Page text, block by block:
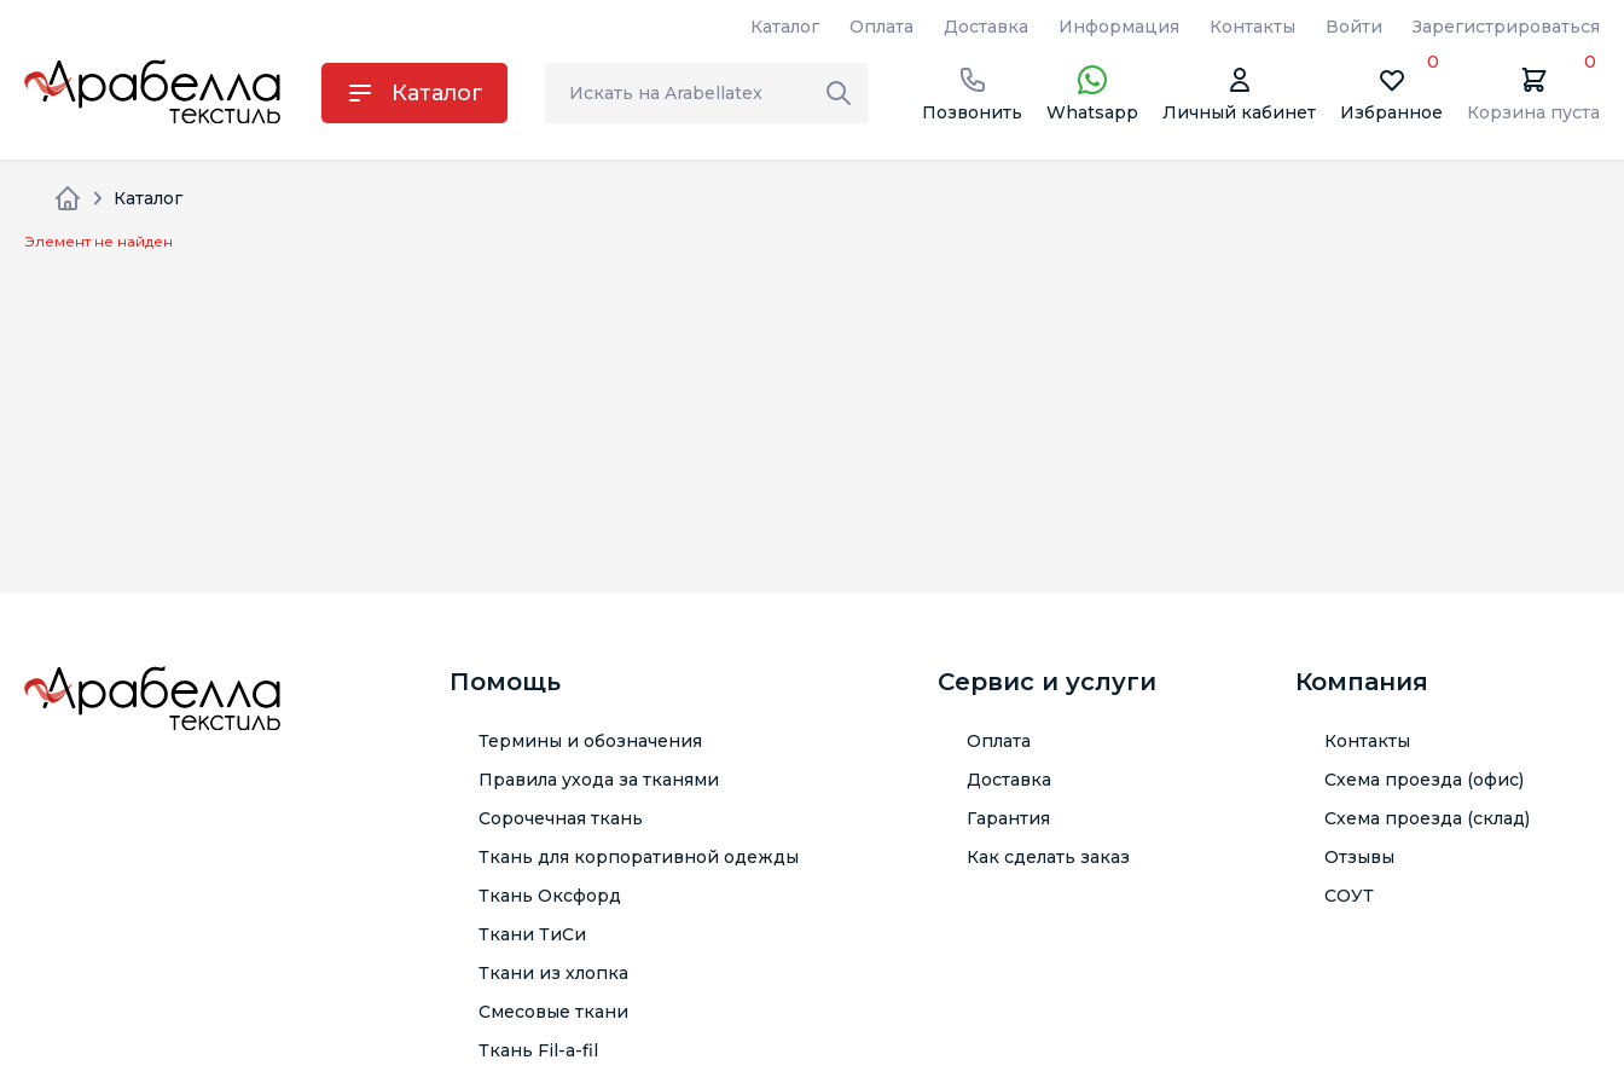
Каталог Оплата Доставка Информация Контакты Войти Зарегистрироваться
Каталог
Позвонить Whatsapp Личный кабинет Избранное
0
Корзина пуста
0
Каталог
Элемент не найден
Помощь
Термины и обозначения
Правила ухода за тканями
Сорочечная ткань
Ткань для корпоративной одежды
Ткань Оксфорд
Ткани ТиСи
Ткани из хлопка
Смесовые ткани
Ткань Fil-a-fil
Сервис и услуги
Оплата
Доставка
Гарантия
Как сделать заказ
Компания
Контакты
Схема проезда (офис)
Схема проезда (склад)
Отзывы
СОУТ